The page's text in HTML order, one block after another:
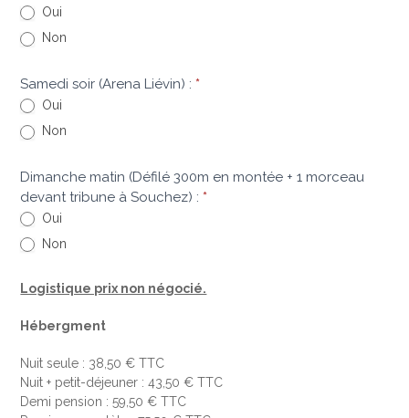
Oui
Non
Samedi soir (Arena Liévin) :*
Oui
Non
Dimanche matin (Défilé 300m en montée + 1 morceau
devant tribune à Souchez) :*
Oui
Non
Logistique prix non négocié.
Hébergment
Nuit seule : 38,50 € TTC
Nuit + petit-déjeuner : 43,50 € TTC
Demi pension : 59,50 € TTC